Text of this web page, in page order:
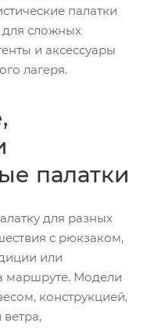
палатки
для сложных
и аксессуары
лагеря.
палатки
для разных
с рюкзаком,
или
маршруте. Модели
конструкцией,